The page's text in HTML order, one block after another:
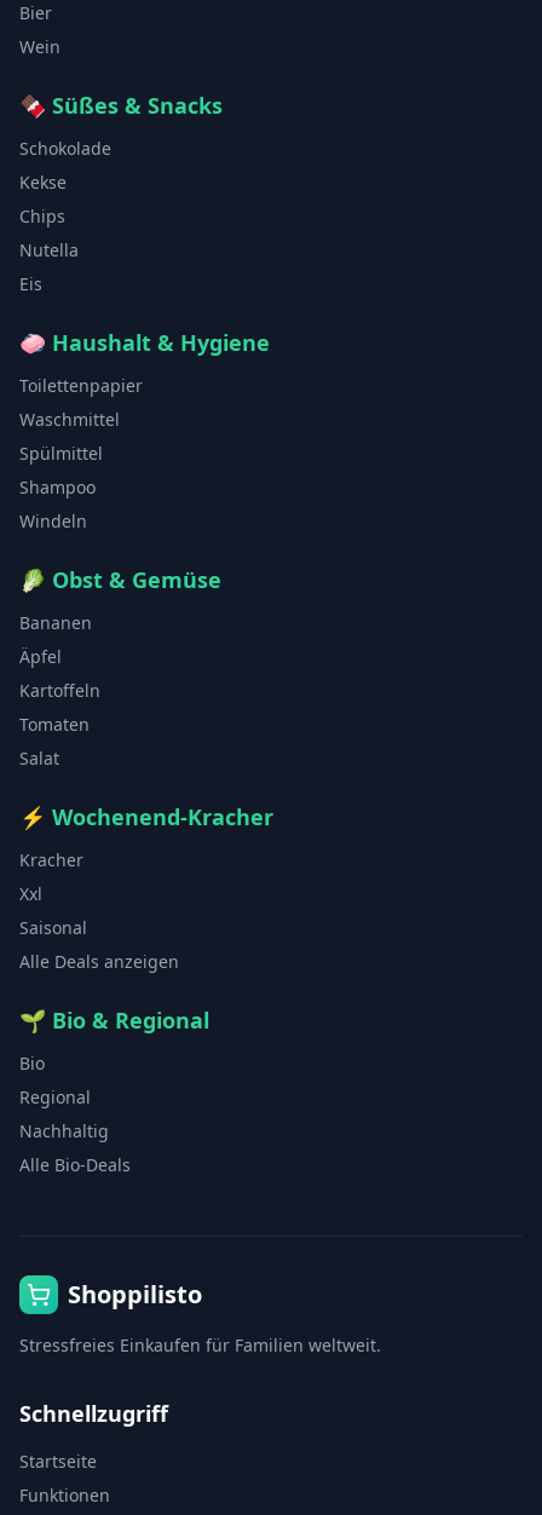
Bier
Wein
🍫 Süßes & Snacks
Schokolade
Kekse
Chips
Nutella
Eis
🧼 Haushalt & Hygiene
Toilettenpapier
Waschmittel
Spülmittel
Shampoo
Windeln
🥬 Obst & Gemüse
Bananen
Äpfel
Kartoffeln
Tomaten
Salat
⚡ Wochenend-Kracher
Kracher
Xxl
Saisonal
Alle Deals anzeigen
🌱 Bio & Regional
Bio
Regional
Nachhaltig
Alle Bio-Deals
Shoppilisto
Stressfreies Einkaufen für Familien weltweit.
Schnellzugriff
Startseite
Funktionen